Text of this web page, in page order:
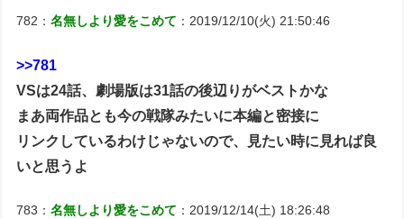
782：名無しより愛をこめて ：2019/12/10(火) 21:50:46
>>781
VSは24話、劇場版は31話の後辺りがベストかな
まあ両作品とも今の戦隊みたいに本編と密接に
リンクしているわけじゃないので、見たい時に見れば良
いと思うよ
783：名無しより愛をこめて ：2019/12/14(土) 18:26:48